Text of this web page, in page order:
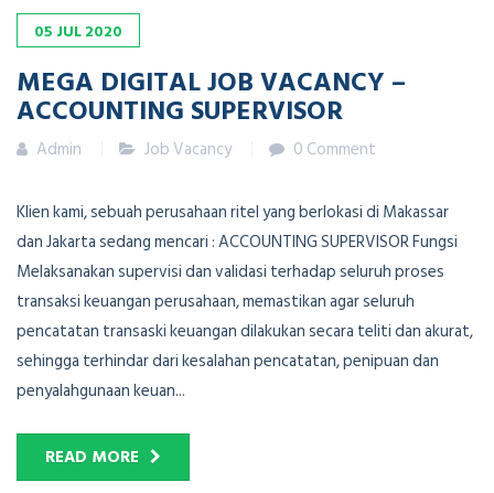
05 JUL2020
MEGA DIGITAL JOB VACANCY –
ACCOUNTING SUPERVISOR
Admin Job Vacancy 0 Comment
Klien kami, sebuah perusahaan ritel yang berlokasi di Makassar
dan Jakarta sedang mencari : ACCOUNTING SUPERVISOR Fungsi
Melaksanakan supervisi dan validasi terhadap seluruh proses
transaksi keuangan perusahaan, memastikan agar seluruh
pencatatan transaski keuangan dilakukan secara teliti dan akurat,
sehingga terhindar dari kesalahan pencatatan, penipuan dan
penyalahgunaan keuan...
READ MORE